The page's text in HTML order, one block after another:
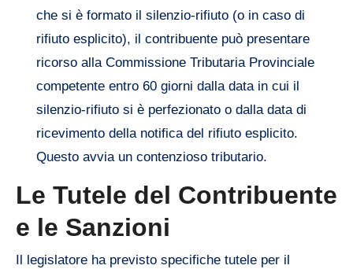
che si è formato il silenzio-rifiuto (o in caso di
rifiuto esplicito), il contribuente può presentare
ricorso alla Commissione Tributaria Provinciale
competente entro 60 giorni dalla data in cui il
silenzio-rifiuto si è perfezionato o dalla data di
ricevimento della notifica del rifiuto esplicito.
Questo avvia un contenzioso tributario.
Le Tutele del Contribuente
e le Sanzioni
Il legislatore ha previsto specifiche tutele per il